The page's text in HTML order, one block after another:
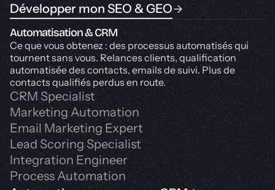
Développer mon SEO & GEO
Automatisation & CRM
Ce que vous obtenez : des processus automatisés qui
tournent sans vous. Relances clients, qualification
automatisée des contacts, emails de suivi. Plus de
contacts qualifiés perdus en route.
CRM Specialist
Marketing Automation
Email Marketing Expert
Lead Scoring Specialist
Integration Engineer
Process Automation